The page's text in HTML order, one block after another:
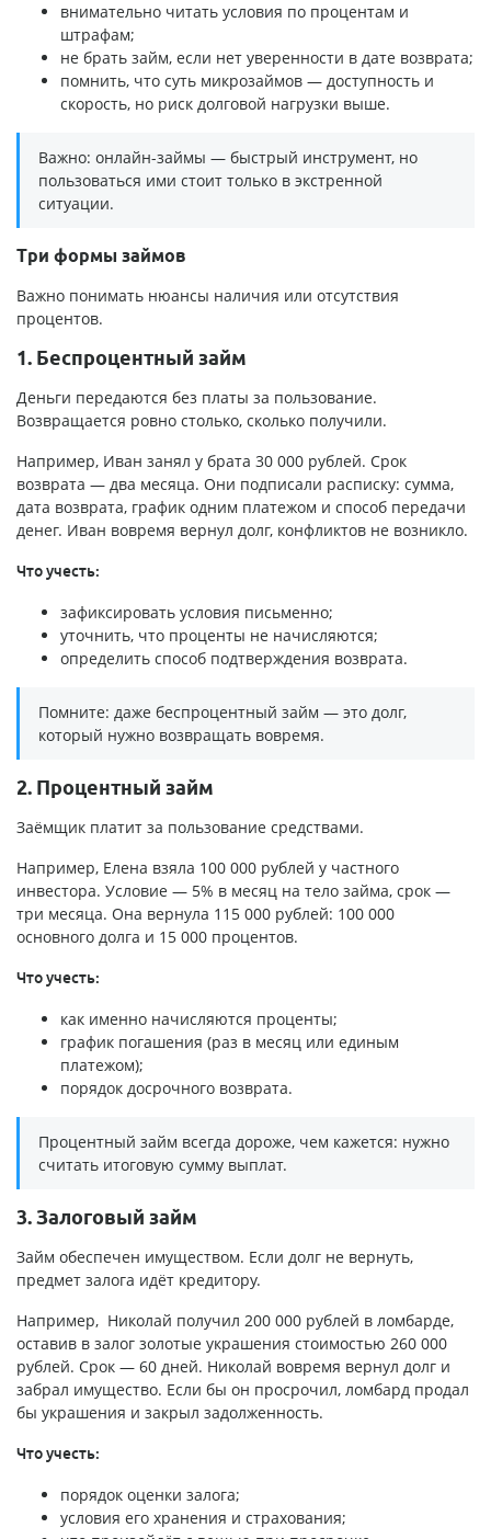
внимательно читать условия по процентам и
штрафам;
не брать займ, если нет уверенности в дате возврата;
помнить, что суть микрозаймов — доступность и
скорость, но риск долговой нагрузки выше.
Важно: онлайн-займы — быстрый инструмент, но
пользоваться ими стоит только в экстренной
ситуации.
Три формы займов
Важно понимать нюансы наличия или отсутствия
процентов.
1. Беспроцентный займ
Деньги передаются без платы за пользование.
Возвращается ровно столько, сколько получили.
Например, Иван занял у брата 30 000 рублей. Срок
возврата — два месяца. Они подписали расписку: сумма,
дата возврата, график одним платежом и способ передачи
денег. Иван вовремя вернул долг, конфликтов не возникло.
Что учесть:
зафиксировать условия письменно;
уточнить, что проценты не начисляются;
определить способ подтверждения возврата.
Помните: даже беспроцентный займ — это долг,
который нужно возвращать вовремя.
2. Процентный займ
Заёмщик платит за пользование средствами.
Например, Елена взяла 100 000 рублей у частного
инвестора. Условие — 5% в месяц на тело займа, срок —
три месяца. Она вернула 115 000 рублей: 100 000
основного долга и 15 000 процентов.
Что учесть:
как именно начисляются проценты;
график погашения (раз в месяц или единым
платежом);
порядок досрочного возврата.
Процентный займ всегда дороже, чем кажется: нужно
считать итоговую сумму выплат.
3. Залоговый займ
Займ обеспечен имуществом. Если долг не вернуть,
предмет залога идёт кредитору.
Например, Николай получил 200 000 рублей в ломбарде,
оставив в залог золотые украшения стоимостью 260 000
рублей. Срок — 60 дней. Николай вовремя вернул долг и
забрал имущество. Если бы он просрочил, ломбард продал
бы украшения и закрыл задолженность.
Что учесть:
порядок оценки залога;
условия его хранения и страхования;